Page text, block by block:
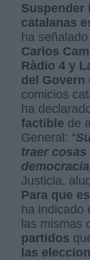
Suspender
catalanas
ha señalado
Carlos
Ràdio 4 y
del Govern
comicios
ha
factible de
General: “
traer cosas
Justicia,
Para que
ha indicado
las mismas
partidos
las